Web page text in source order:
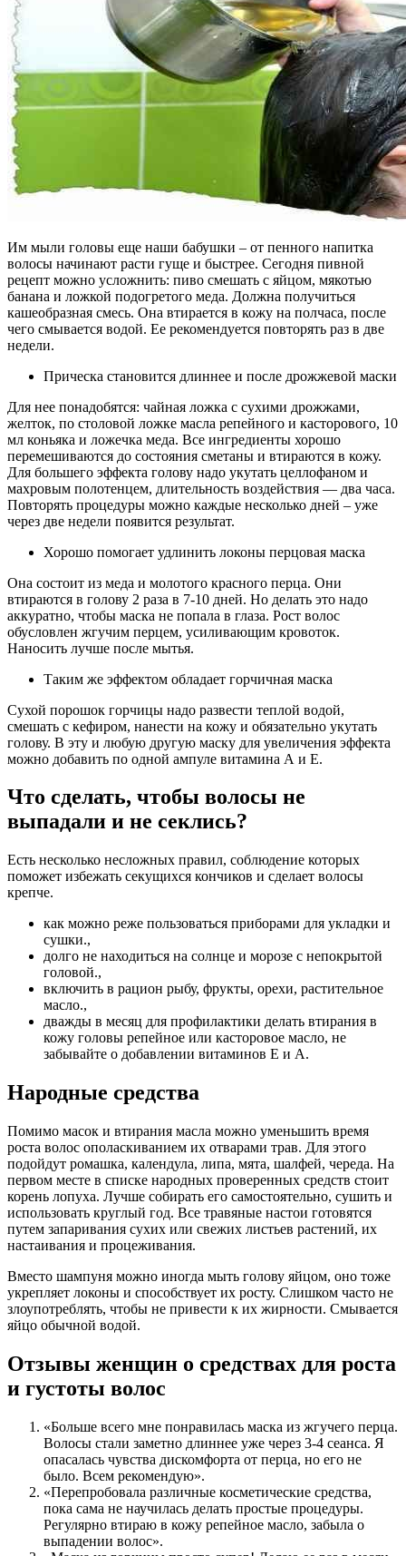
Им мыли головы еще наши бабушки – от пенного напитка
волосы начинают расти гуще и быстрее. Сегодня пивной
рецепт можно усложнить: пиво смешать с яйцом, мякотью
банана и ложкой подогретого меда. Должна получиться
кашеобразная смесь. Она втирается в кожу на полчаса, после
чего смывается водой. Ее рекомендуется повторять раз в две
недели.
Прическа становится длиннее и после дрожжевой маски
Для нее понадобятся: чайная ложка с сухими дрожжами,
желток, по столовой ложке масла репейного и касторового, 10
мл коньяка и ложечка меда. Все ингредиенты хорошо
перемешиваются до состояния сметаны и втираются в кожу.
Для большего эффекта голову надо укутать целлофаном и
махровым полотенцем, длительность воздействия — два часа.
Повторять процедуры можно каждые несколько дней – уже
через две недели появится результат.
Хорошо помогает удлинить локоны перцовая маска
Она состоит из меда и молотого красного перца. Они
втираются в голову 2 раза в 7-10 дней. Но делать это надо
аккуратно, чтобы маска не попала в глаза. Рост волос
обусловлен жгучим перцем, усиливающим кровоток.
Наносить лучше после мытья.
Таким же эффектом обладает горчичная маска
Сухой порошок горчицы надо развести теплой водой,
смешать с кефиром, нанести на кожу и обязательно укутать
голову. В эту и любую другую маску для увеличения эффекта
можно добавить по одной ампуле витамина А и Е.
Что сделать, чтобы волосы не
выпадали и не секлись?
Есть несколько несложных правил, соблюдение которых
поможет избежать секущихся кончиков и сделает волосы
крепче.
как можно реже пользоваться приборами для укладки и
сушки.,
долго не находиться на солнце и морозе с непокрытой
головой.,
включить в рацион рыбу, фрукты, орехи, растительное
масло.,
дважды в месяц для профилактики делать втирания в
кожу головы репейное или касторовое масло, не
забывайте о добавлении витаминов Е и А.
Народные средства
Помимо масок и втирания масла можно уменьшить время
роста волос ополаскиванием их отварами трав. Для этого
подойдут ромашка, календула, липа, мята, шалфей, череда. На
первом месте в списке народных проверенных средств стоит
корень лопуха. Лучше собирать его самостоятельно, сушить и
использовать круглый год. Все травяные настои готовятся
путем запаривания сухих или свежих листьев растений, их
настаивания и процеживания.
Вместо шампуня можно иногда мыть голову яйцом, оно тоже
укрепляет локоны и способствует их росту. Слишком часто не
злоупотреблять, чтобы не привести к их жирности. Смывается
яйцо обычной водой.
Отзывы женщин о средствах для роста
и густоты волос
«Больше всего мне понравилась маска из жгучего перца.
Волосы стали заметно длиннее уже через 3-4 сеанса. Я
опасалась чувства дискомфорта от перца, но его не
было. Всем рекомендую».
«Перепробовала различные косметические средства,
пока сама не научилась делать простые процедуры.
Регулярно втираю в кожу репейное масло, забыла о
выпадении волос».